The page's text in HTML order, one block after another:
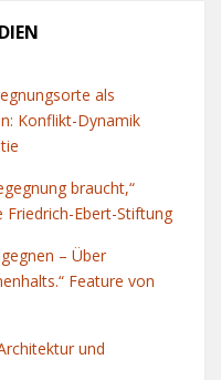
als
Konflikt-Dynamik
braucht,“
Ebert-Stiftung
– Über
Feature von
und